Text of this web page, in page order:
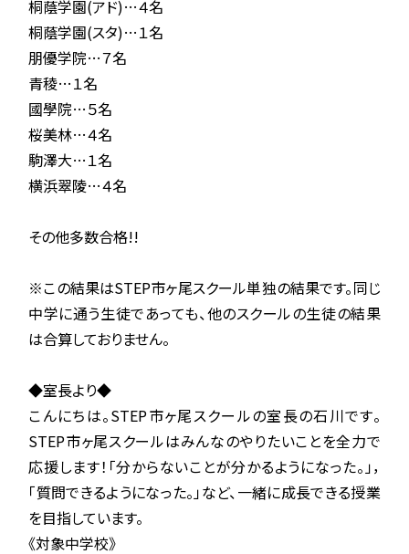
桐蔭学園(アド)…４名
桐蔭学園(スタ)…１名
朋優学院…７名
青稜…１名
國學院…５名
桜美林…４名
駒澤大…１名
横浜翠陵…４名
その他多数合格!!
※この結果はSTEP市ヶ尾スクール単独の結果です。同じ
中学に通う生徒であっても、他のスクールの生徒の結果
は合算しておりません。
◆室長より◆
こんにちは。STEP市ヶ尾スクールの室長の石川です。
STEP市ヶ尾スクールはみんなのやりたいことを全力で
応援します！「分からないことが分かるようになった。」，
「質問できるようになった。」など、一緒に成長できる授業
を目指しています。
《対象中学校》